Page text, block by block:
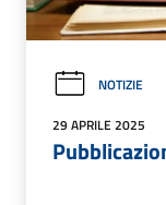
NOTIZIE
29 APRILE 2025